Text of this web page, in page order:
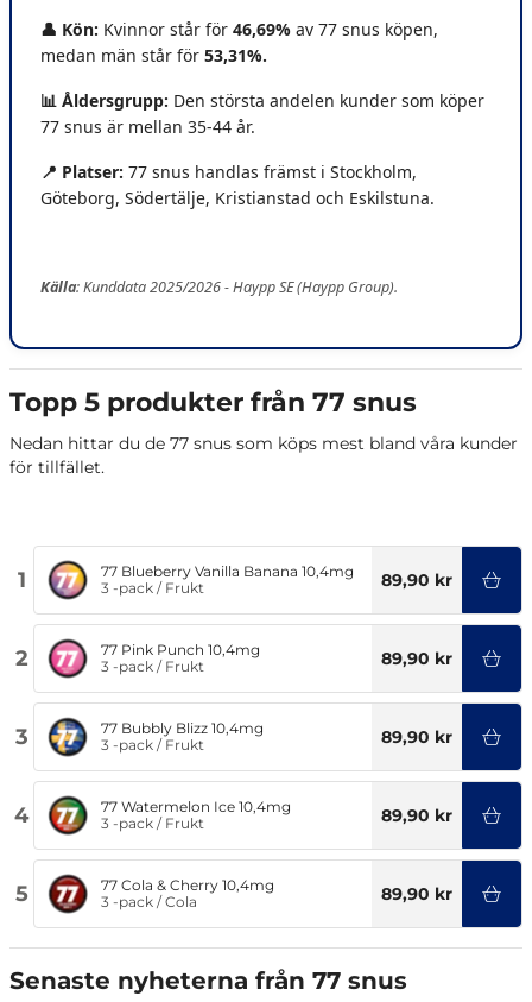
👤 Kön: Kvinnor står för 46,69% av 77 snus köpen,
medan män står för 53,31%.
📊 Åldersgrupp: Den största andelen kunder som köper
77 snus är mellan 35-44 år.
📍 Platser: 77 snus handlas främst i Stockholm,
Göteborg, Södertälje, Kristianstad och Eskilstuna.
Källa: Kunddata 2025/2026 - Haypp SE (Haypp Group).
Topp 5 produkter från 77 snus
Nedan hittar du de 77 snus som köps mest bland våra kunder
för tillfället.
1
77 Blueberry Vanilla Banana 10,4mg
3 -pack / Frukt 89,90 kr
2
77 Pink Punch 10,4mg
3 -pack / Frukt 89,90 kr
3
77 Bubbly Blizz 10,4mg
3 -pack / Frukt 89,90 kr
4
77 Watermelon Ice 10,4mg
3 -pack / Frukt 89,90 kr
5
77 Cola & Cherry 10,4mg
3 -pack /Cola 89,90 kr
Senaste nyheterna från 77 snus